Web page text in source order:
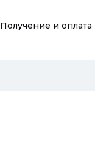
Получение и оплата